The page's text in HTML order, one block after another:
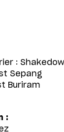
:
Sepang
Buriram
: